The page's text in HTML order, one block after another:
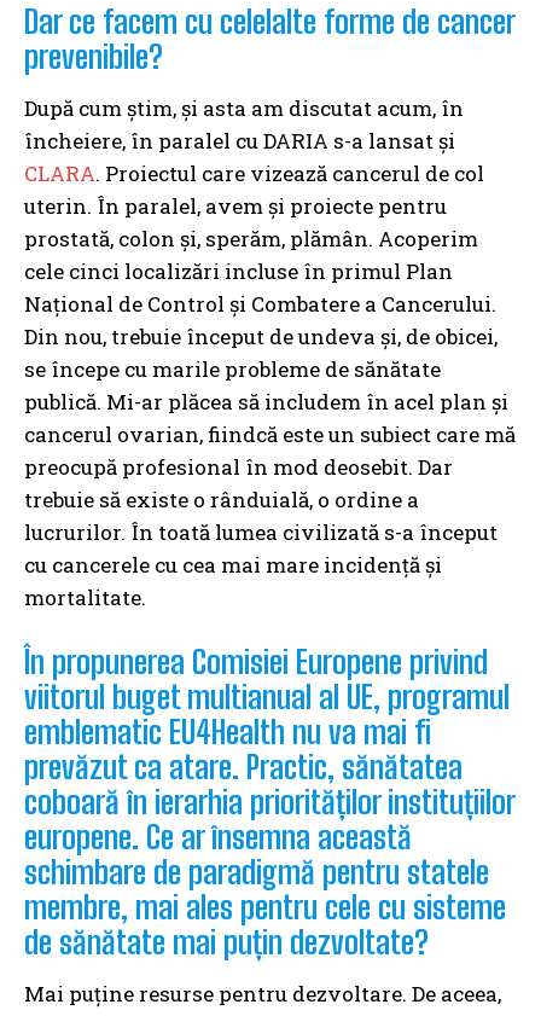
Dar ce facem cu celelalte forme de cancer
prevenibile?
După cum știm, și asta am discutat acum, în
încheiere, în paralel cu DARIA s-a lansat și
CLARA. Proiectul care vizează cancerul de col
uterin. În paralel, avem și proiecte pentru
prostată, colon și, sperăm, plămân. Acoperim
cele cinci localizări incluse în primul Plan
Național de Control și Combatere a Cancerului.
Din nou, trebuie început de undeva și, de obicei,
se începe cu marile probleme de sănătate
publică. Mi-ar plăcea să includem în acel plan și
cancerul ovarian, fiindcă este un subiect care mă
preocupă profesional în mod deosebit. Dar
trebuie să existe o rânduială, o ordine a
lucrurilor. În toată lumea civilizată s-a început
cu cancerele cu cea mai mare incidență și
mortalitate.
În propunerea Comisiei Europene privind
viitorul buget multianual al UE, programul
emblematic EU4Health nu va mai fi
prevăzut ca atare. Practic, sănătatea
coboară în ierarhia priorităților instituțiilor
europene. Ce ar însemna această
schimbare de paradigmă pentru statele
membre, mai ales pentru cele cu sisteme
de sănătate mai puțin dezvoltate?
Mai puține resurse pentru dezvoltare. De aceea,